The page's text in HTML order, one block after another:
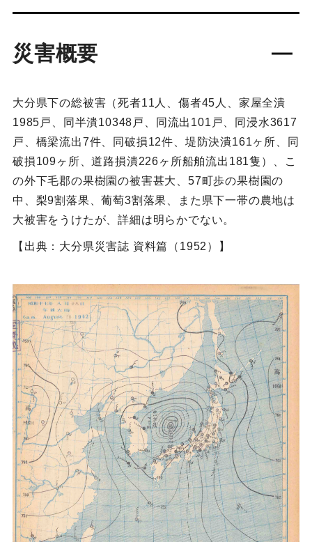
災害概要
大分県下の総被害（死者11人、傷者45人、家屋全潰
1985戸、同半潰10348戸、同流出101戸、同浸水3617
戸、橋梁流出7件、同破損12件、堤防決潰161ヶ所、同
破損109ヶ所、道路損潰226ヶ所船舶流出181隻）、こ
の外下毛郡の果樹園の被害甚大、57町歩の果樹園の
中、梨9割落果、葡萄3割落果、また県下一帯の農地は
大被害をうけたが、詳細は明らかでない。
【出典：大分県災害誌 資料篇（1952）】